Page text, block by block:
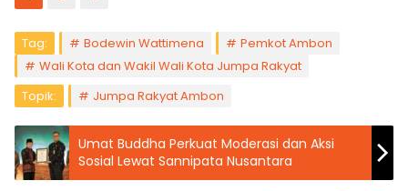
Tag: Bodewin Wattimena
Pemkot Ambon
Wali Kota dan Wakil Wali Kota Jumpa Rakyat
Topik:
Jumpa Rakyat Ambon
Umat Buddha Perkuat Moderasi dan Aksi
Sosial Lewat Sannipata Nusantara